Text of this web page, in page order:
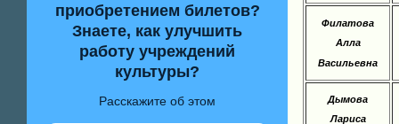
приобретением билетов?
Знаете, как улучшить
работу учреждений
культуры?
Расскажите об этом
Филатова
Алла
Васильевна
Дымова
Лариса